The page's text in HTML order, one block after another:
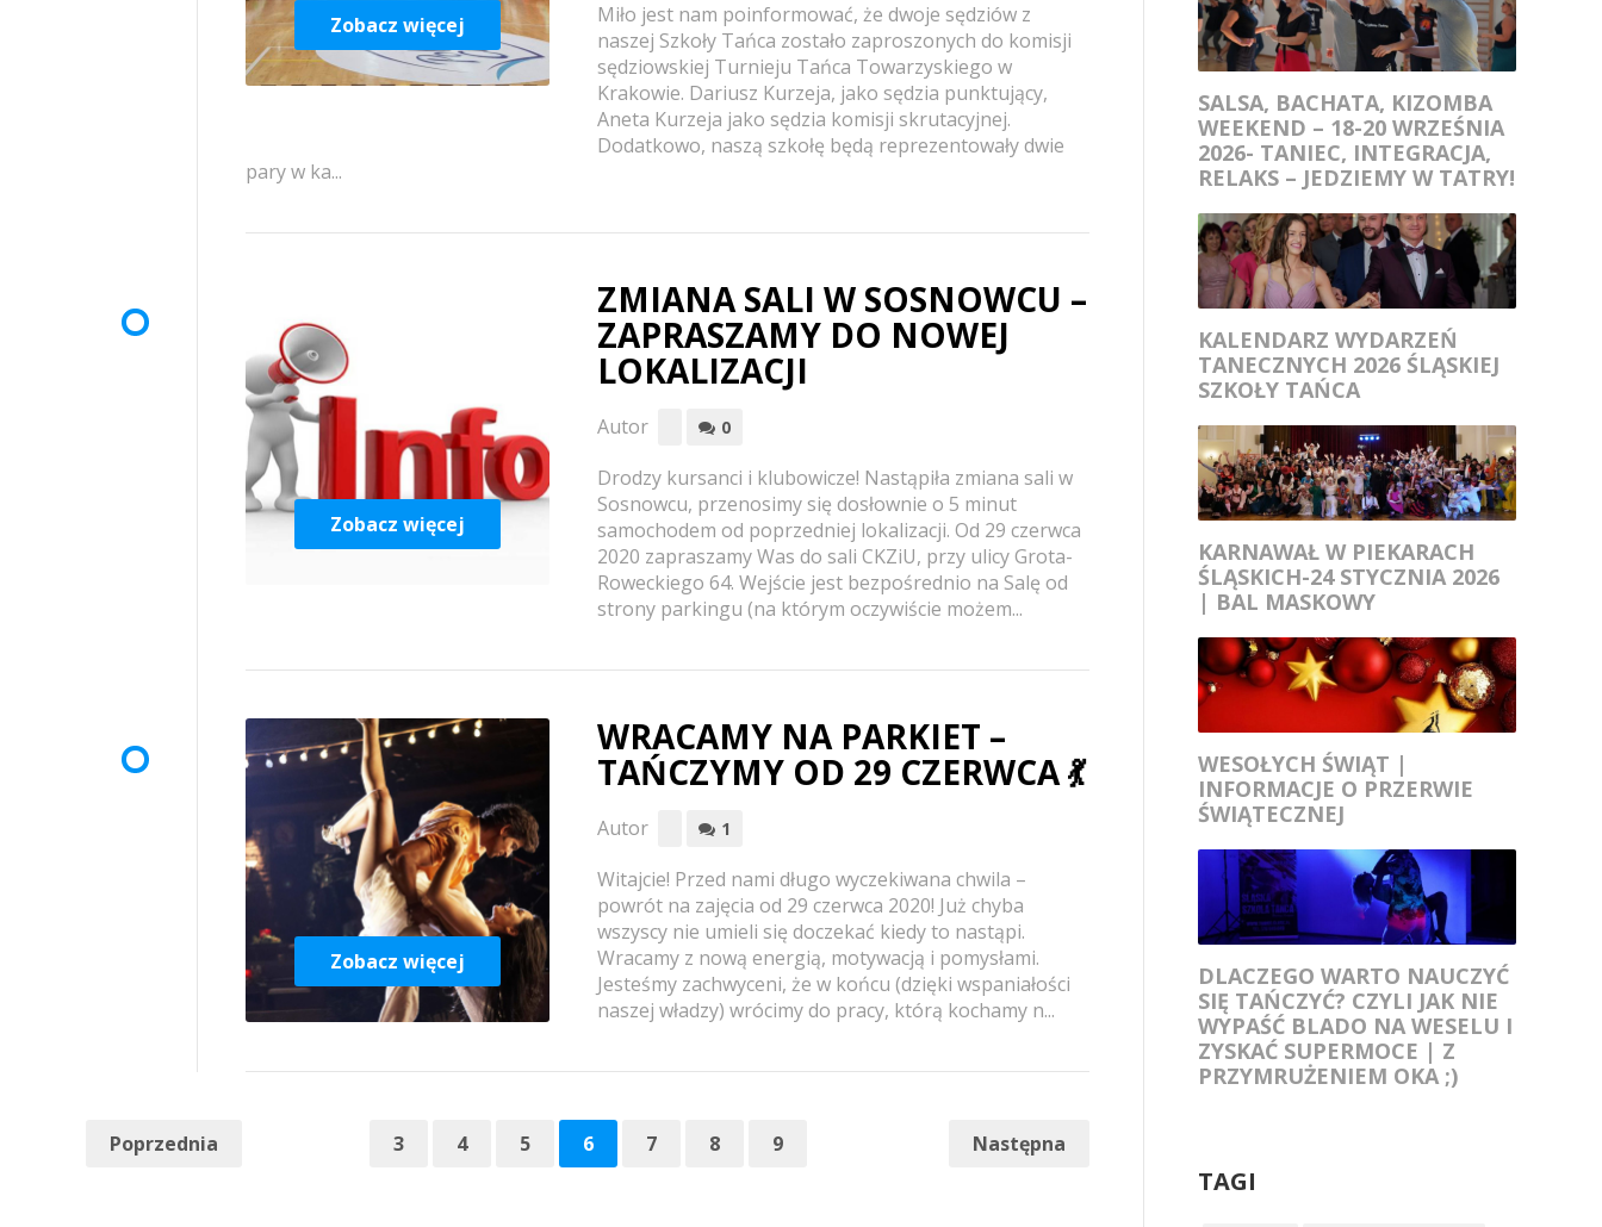
Zobacz więcej
Miło jest nam poinformować, że dwoje sędziów z
naszej Szkoły Tańca zostało zaproszonych do komisji
sędziowskiej Turnieju Tańca Towarzyskiego w
Krakowie. Dariusz Kurzeja, jako sędzia punktujący,
Aneta Kurzeja jako sędzia komisji skrutacyjnej.
Dodatkowo, naszą szkołę będą reprezentowały dwie
pary w ka...
Zobacz więcej
ZMIANA SALI W SOSNOWCU –
ZAPRASZAMY DO NOWEJ
LOKALIZACJI
Autor 0
Drodzy kursanci i klubowicze! Nastąpiła zmiana sali w
Sosnowcu, przenosimy się dosłownie o 5 minut
samochodem od poprzedniej lokalizacji. Od 29 czerwca
2020 zapraszamy Was do sali CKZiU, przy ulicy Grota-
Roweckiego 64. Wejście jest bezpośrednio na Salę od
strony parkingu (na którym oczywiście możem...
Zobacz więcej
WRACAMY NA PARKIET –
TAŃCZYMY OD 29 CZERWCA 💃
Autor 1
Witajcie! Przed nami długo wyczekiwana chwila –
powrót na zajęcia od 29 czerwca 2020! Już chyba
wszyscy nie umieli się doczekać kiedy to nastąpi.
Wracamy z nową energią, motywacją i pomysłami.
Jesteśmy zachwyceni, że w końcu (dzięki wspaniałości
naszej władzy) wrócimy do pracy, którą kochamy n...
Poprzednia 3 4 5 6 7 8 9 Następna
SALSA, BACHATA, KIZOMBA
WEEKEND – 18-20 WRZEŚNIA
2026- TANIEC, INTEGRACJA,
RELAKS – JEDZIEMY W TATRY!
KALENDARZ WYDARZEŃ
TANECZNYCH 2026 ŚLĄSKIEJ
SZKOŁY TAŃCA
KARNAWAŁ W PIEKARACH
ŚLĄSKICH-24 STYCZNIA 2026
| BAL MASKOWY
WESOŁYCH ŚWIĄT |
INFORMACJE O PRZERWIE
ŚWIĄTECZNEJ
DLACZEGO WARTO NAUCZYĆ
SIĘ TAŃCZYĆ? CZYLI JAK NIE
WYPAŚĆ BLADO NA WESELU I
ZYSKAĆ SUPERMOCE | Z
PRZYMRUŻENIEM OKA ;)
TAGI